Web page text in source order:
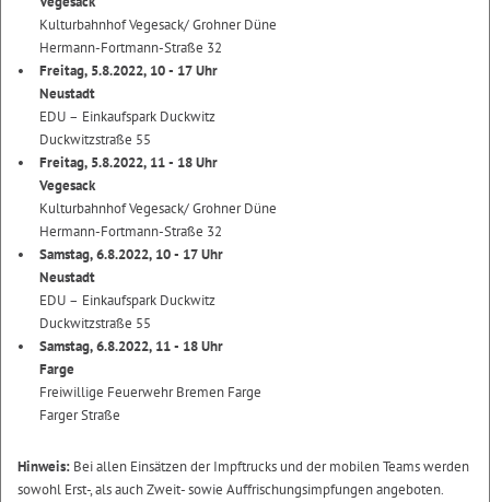
Kulturbahnhof Vegesack/ Grohner Düne
Hermann-Fortmann-Straße 32
Freitag, 5.8.2022, 10 - 17 Uhr
Neustadt
EDU – Einkaufspark Duckwitz
Duckwitzstraße 55
Freitag, 5.8.2022, 11 - 18 Uhr
Vegesack
Kulturbahnhof Vegesack/ Grohner Düne
Hermann-Fortmann-Straße 32
Samstag, 6.8.2022, 10 - 17 Uhr
Neustadt
EDU – Einkaufspark Duckwitz
Duckwitzstraße 55
Samstag, 6.8.2022, 11 - 18 Uhr
Farge
Freiwillige Feuerwehr Bremen Farge
Farger Straße
Hinweis: Bei allen Einsätzen der Impftrucks und der mobilen Teams werden
sowohl Erst-, als auch Zweit- sowie Auffrischungsimpfungen angeboten.